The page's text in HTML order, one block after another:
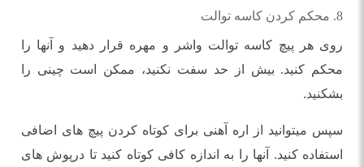
8. محکم کردن کاسه توالت
روی هر پیچ کاسه توالت واشر و مهره قرار دهید و آنها را
محکم کنید. بیش از حد سفت نکنید، ممکن است چینی را
بشکنید.
سپس میتوانید از اره آهنی برای کوتاه کردن پیچ های اضافی
استفاده کنید. آنها را به اندازه کافی کوتاه کنید تا درپوش های